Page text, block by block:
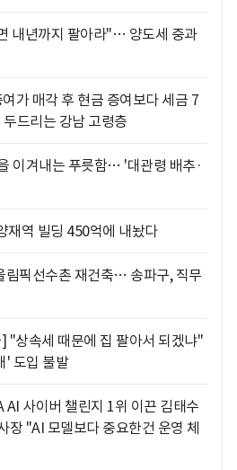
내년까지 팔아라"… 양도세 중과
가 매각 후 현금 증여보다 세금 7
드리는 강남 고령층
이겨내는 푸릇함… '대관령 배추·
재역 빌딩 450억에 내놨다
림픽선수촌 재건축… 송파구, 직무
"상속세 때문에 집 팔아서 되겠냐"
' 도입 불발
AI 사이버 챌린지 1위 이끈 김태수
장 "AI 모델보다 중요한건 운영 체